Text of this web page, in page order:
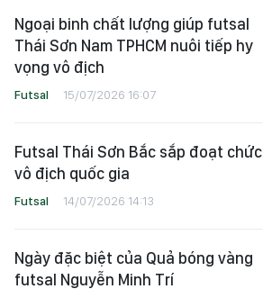
Ngoại binh chất lượng giúp futsal
Thái Sơn Nam TPHCM nuôi tiếp hy
vọng vô địch
Futsal 15/07/2026 16:07
Futsal Thái Sơn Bắc sắp đoạt chức
vô địch quốc gia
Futsal 14/07/2026 14:13
Ngày đặc biệt của Quả bóng vàng
futsal Nguyễn Minh Trí